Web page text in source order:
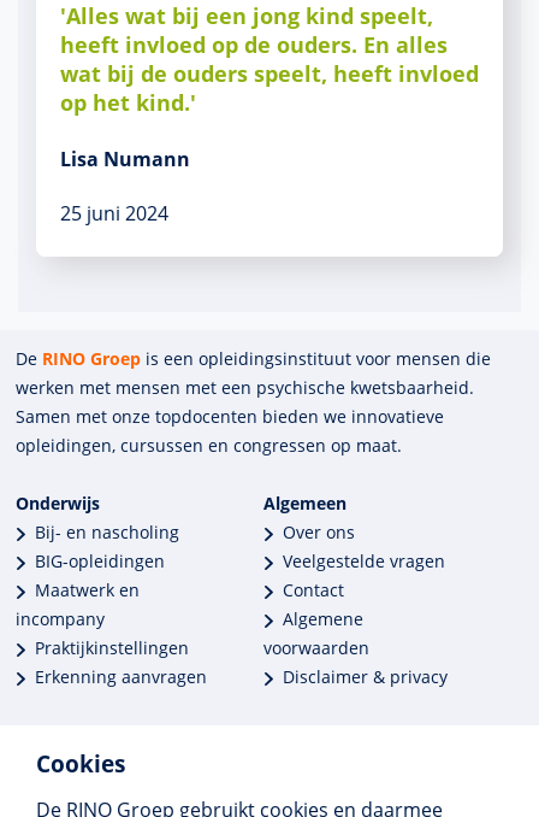
Cookies
De RINO Groep gebruikt cookies en daarmee
'Alles wat bij een jong kind speelt,
heeft invloed op de ouders. En alles
wat bij de ouders speelt, heeft invloed
op het kind.'
Lisa Numann
25 juni 2024
De RINO Groep is een opleidings­insti­tuut voor mensen die
werken met mensen met een psychische kwets­baar­heid.
Samen met onze top­docenten bieden we innova­tieve
opleidingen, cursussen en congres­sen op maat.
Onderwijs
Bij- en nascholing
BIG-opleidingen
Maatwerk en
incompany
Praktijkinstellingen
Erkenning aanvragen
Algemeen
Over ons
Veelgestelde vragen
Contact
Algemene
voorwaarden
Disclaimer & privacy